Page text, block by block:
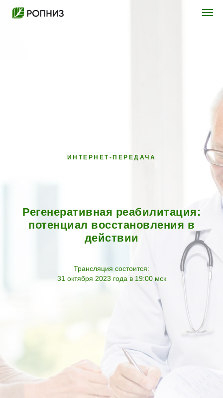
ИНТЕРНЕТ-ПЕРЕДАЧА
Регенеративная реабилитация:
потенциал восстановления в
действии
Трансляция состоится:
31 октября 2023 года в 19:00 мск